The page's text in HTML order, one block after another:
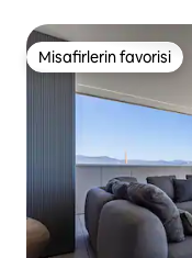
Misafirlerin favorisi
Misafirlerin favorisi